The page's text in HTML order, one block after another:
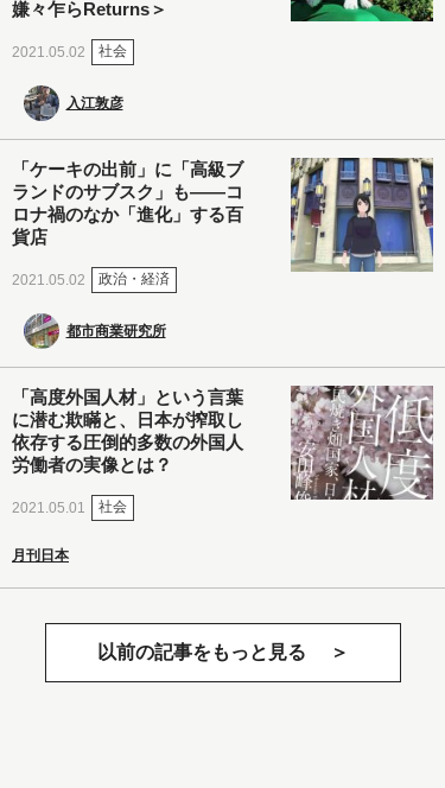
嫌々乍らReturns＞
2021.05.02 社会
入江敦彦
「ケーキの出前」に「高級ブ
ランドのサブスク」も――コ
ロナ禍のなか「進化」する百
貨店
2021.05.02 政治・経済
都市商業研究所
「高度外国人材」という言葉
に潜む欺瞞と、日本が搾取し
依存する圧倒的多数の外国人
労働者の実像とは？
2021.05.01 社会
月刊日本
以前の記事をもっと見る